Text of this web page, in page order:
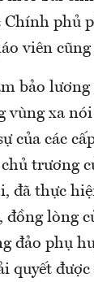
Chính phủ
viên cũng
bảo
vùng xa
của các
trương
đã thực
đồng lòng
đảo phụ
quyết